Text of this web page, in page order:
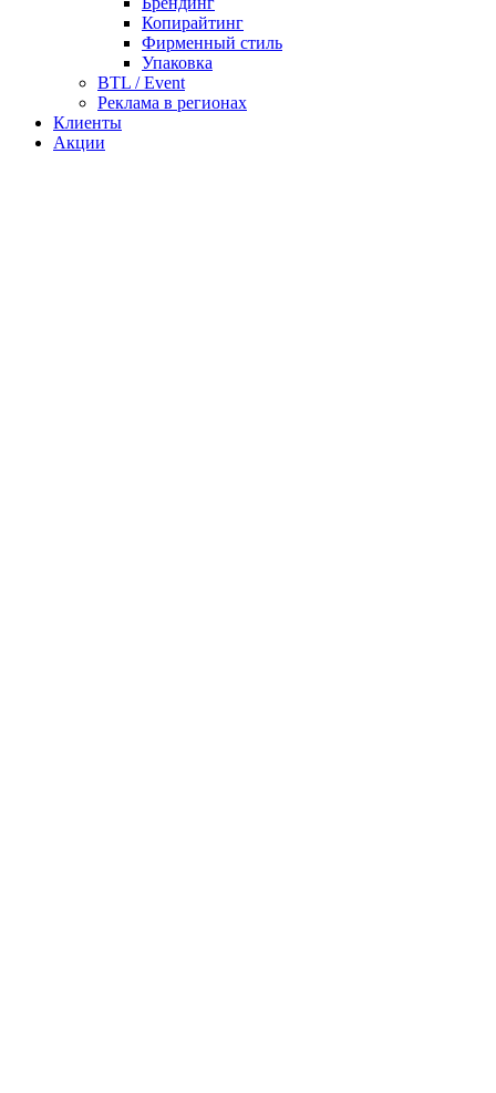
Копирайтинг
Фирменный стиль
Упаковка
BTL / Event
Реклама в регионах
Клиенты
Акции